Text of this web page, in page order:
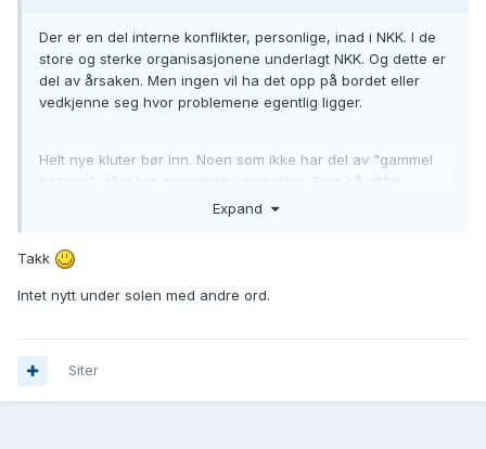
Der er en del interne konflikter, personlige, inad i NKK. I de
store og sterke organisasjonene underlagt NKK. Og dette er
del av årsaken. Men ingen vil ha det opp på bordet eller
vedkjenne seg hvor problemene egentlig ligger.
Helt nye kluter bør inn. Noen som ikke har del av "gammel
historie", eller har personlige agendaer. Som så altfor
mange har i dette systemet.Expand
Takk
Intet nytt under solen med andre ord.
Siter